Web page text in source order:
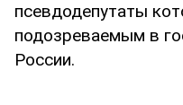
псевдодепутаты
подозреваемым в
России.